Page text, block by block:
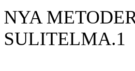
NYA
SULITELMA.1